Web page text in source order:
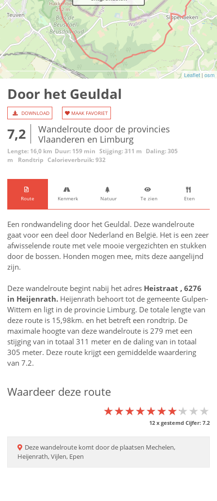
Leaflet | osm
Door het Geuldal
DOWNLOAD MAAK FAVORIET
7,2
Wandelroute door de provincies
Vlaanderen en Limburg
Lengte: 16,0 km Duur: 159 min Stijging: 311 m Daling: 305
m
Rondtrip Calorieverbruik: 932
Route Kenmerk Natuur Te zien Eten
Een rondwandeling door het Geuldal. Deze wandelroute
gaat voor een deel door Nederland en België. Het is een zeer
afwisselende route met vele mooie vergezichten en stukken
door de bossen. Honden mogen mee, mits deze aangelijnd
zijn.
Deze wandelroute begint nabij het adres Heistraat , 6276
in Heijenrath. Heijenrath behoort tot de gemeente Gulpen-
Wittem en ligt in de provincie Limburg. De totale lengte van
deze route is 15,98km. en het betreft een rondtrip. De
maximale hoogte van deze wandelroute is 279 met een
stijging van in totaal 311 meter en de daling van in totaal
305 meter. Deze route krijgt een gemiddelde waardering
van 7.2.
Waardeer deze route
★★★★★★★★★★
★★★★★★★★★★
★★★★★★★★★★
12 x gestemd Cijfer: 7.2
Dezewandelroute komt door de plaatsen Mechelen,
Heijenrath, Vijlen, Epen